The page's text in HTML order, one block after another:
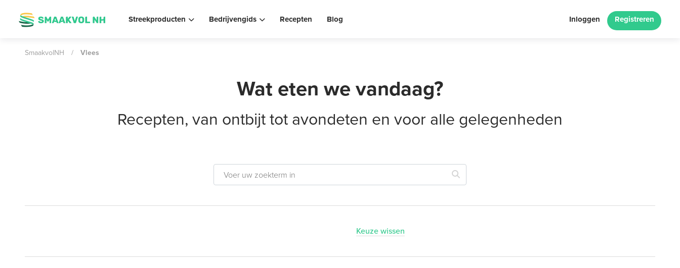
Streekproducten Bedrijvengids Recepten Blog Inloggen Registreren
SmaakvolNH / Vlees
Wat eten we vandaag?
Recepten, van ontbijt tot avondeten en voor alle gelegenheden
Keuze wissen